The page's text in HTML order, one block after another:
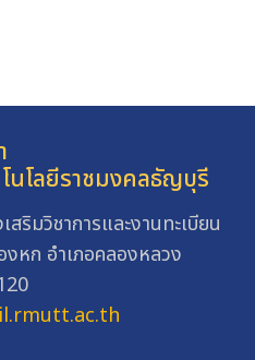
นโลยีราชมงคลธัญบุรี
ริมวิชาการและงานทะเบียน
หก อำเภอคลองหลวง